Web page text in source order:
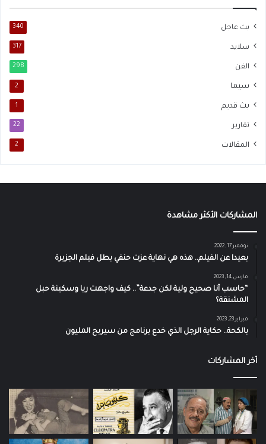
بث عاجل 340
سلايد 317
الفن 298
سيما 2
بث قديم 1
تقارير 22
المقالات 2
المشاركات الأكثر مشاهدة
نوفمبر 17, 2022
بعيدا عن الفيلم.. هذه هي نهاية عزت حنفي بطل فيلم الجزيرة
مارس 14, 2023
“حاسب أنا صحيح ولية لكن جدعة”.. كيف واجهت ريا وسكينة حبل
المشنقة؟
فبراير 23, 2023
بالكحة.. حكاية الرجل الذي خدع برنامج من سيربح المليون
آخر المشاركات